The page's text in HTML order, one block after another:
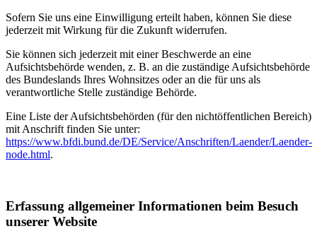
Sofern Sie uns eine Einwilligung erteilt haben, können Sie diese
jederzeit mit Wirkung für die Zukunft widerrufen.
Sie können sich jederzeit mit einer Beschwerde an eine
Aufsichtsbehörde wenden, z. B. an die zuständige Aufsichtsbehörde
des Bundeslands Ihres Wohnsitzes oder an die für uns als
verantwortliche Stelle zuständige Behörde.
Eine Liste der Aufsichtsbehörden (für den nichtöffentlichen Bereich)
mit Anschrift finden Sie unter:
https://www.bfdi.bund.de/DE/Service/Anschriften/Laender/Laender-
node.html.
Erfassung allgemeiner Informationen beim Besuch
unserer Website